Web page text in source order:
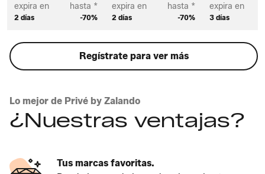
expira en
2 días
hasta *
-70%
expira en
2 días
hasta *
-70%
expira en
3 días
Regístrate para ver más
Lo mejor de Privé by Zalando
¿Nuestras ventajas?
Tus marcas favoritas.